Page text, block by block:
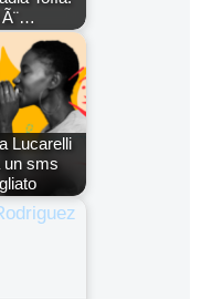
Lucarelli
un sms